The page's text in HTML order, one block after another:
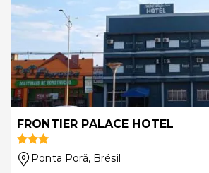
FRONTIER PALACE HOTEL
Ponta Porã, Brésil